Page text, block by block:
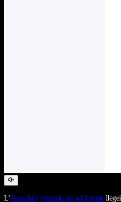
L’Speechify extensió per a Chrome